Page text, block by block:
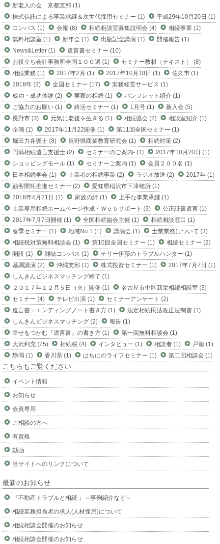
新老人の会 京都支部 (1)
株式信託による事業承継＆次世代採用セミナー (1)
平成29年10月20日 (1)
コンパス (1)
会報 (8) 相続相談室募集説明会 (4)
相続事業 (1)
無料相談室 (1)
新年会 (1) 出版記念講演 (1)
開催報告 (1)
News&Letter (1)
遺言書セミナー (10)
お役立ち会計事務所全国１００選 (1)
セミナー教材（テキスト） (8)
相続業務 (1)
2017年2月 (1) 2017年10月10日 (1)
佐久市 (1)
2018年 (2)
全国セミナー (17)
実務経営サービス (1)
成功・成功体験 (2)
実家の相続 (1)
パンフレット紹介 (1)
ご協力のお願い (1)
終活セミナー (1) 1月号 (1)
新入会 (5)
長野市 (3)
元気に老後を生きる (1) 相続協会 (2)
相談室紹介 (1)
企画 (1)
2017年11月22開催 (1)
第11回全国セミナー (1)
堀田力弁護士 (8)
長野県商業教育研究会 (1)
相続対策 (2)
円満相続遺言支援士 (2)
セミナーのご案内- (1)
2017年10月20日 (1)
ショッピングモール (1)
セミナーご案内 (1)
会員２００名 (1)
日本相続学会 (1)
士業者の相続事業 (2) ラジオ放送 (2)
2017年 (1)
顧客開拓推進セミナー (2)
愛知県稲沢市下津穂所 (1)
2018年4月21日 (1)
家族の絆 (1)
上手な事業承継 (1)
士業専用相続ホームページ作成・Ｗｅｂサポート (3)
公正証書遺言 (1)
2017年7月7日開催 (1)
全国相続協会主催 (1)
相続相談窓口 (1)
春季セミナー (1)
地域No.1 (1) 講演会 (1)
士業業務について (3)
相続税対策無料相談会 (1)
第10回全国セミナー (1)
相続セミナー (2)
開設 (1)
雑誌コンパス (1)
テリー伊藤のトラブルハンター (1)
基調講演 (2)
沖縄支部 (1) 株式投資セミナー (1)
2017年7月7日 (1)
しんきんビジネスマッチング終了 (1)
２０１７年１２月５日（火）開催 (1)
名古屋市中区新栄相続相談室 (3)
セミナー (4)
テレビ出演 (1)
セミナーアンケート (2)
遺言書・エンディングノート書き方 (1)
法定相続民法改正法制審 (1)
しんきんビジネスマッチング (2)
報告 (1)
幸せをつかむ『遺言書』の書き方 (1)
第一回無料相談会 (1)
大沢利充 (25)
相続税 (4) インタビュー (1) 相談者 (1)
戸籍 (1)
静岡 (1)
香川県 (1) はちにのライフセミナー (1) 第二回相談会 (1)
こちらもご覧ください
イベント情報
お知らせ
会員専用
ご相談の方へ
有資格
動画
当サイトへのリンクについて
最新のお知らせ
『不動産トラブルと相続 』～事例紹介など～
相続業務担当者の求人(人材採用)について
相続相談会開催のお知らせ
相続相談会開催のお知らせ